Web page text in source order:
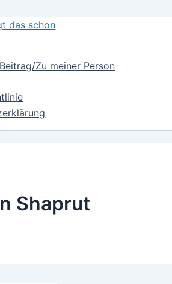
Zu meiner Person
Shaprut